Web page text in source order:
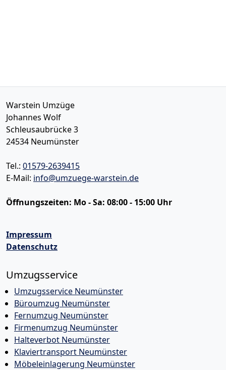
Warstein Umzüge
Johannes Wolf
Schleusaubrücke 3
24534 Neumünster
Tel.: 01579-2639415
E-Mail: info@umzuege-warstein.de
Öffnungszeiten: Mo - Sa: 08:00 - 15:00 Uhr
Impressum
Datenschutz
Umzugsservice
Umzugsservice Neumünster
Büroumzug Neumünster
Fernumzug Neumünster
Firmenumzug Neumünster
Halteverbot Neumünster
Klaviertransport Neumünster
Möbeleinlagerung Neumünster